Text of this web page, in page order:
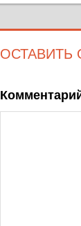
ОСТАВИТЬ